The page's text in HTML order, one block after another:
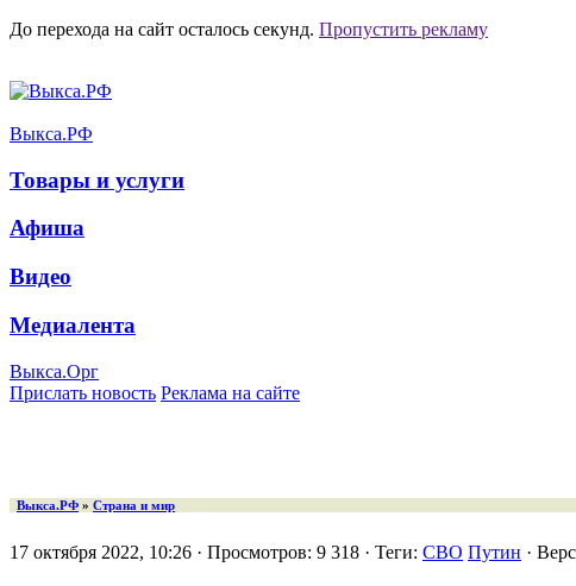
До перехода на сайт осталось секунд. Пропустить рекламу
Выкса.РФ
Товары и услуги
Афиша
Видео
Медиалента
Выкса.Орг
Прислать новость Реклама на сайте
Выкса.РФ » Страна и мир
17 октября 2022, 10:26 · Просмотров: 9 318 · Теги: СВО Путин ·